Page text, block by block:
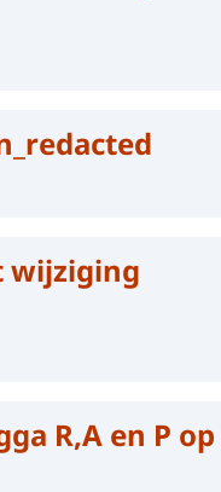
wijziging
R,A en P op